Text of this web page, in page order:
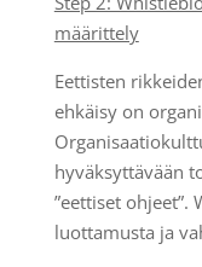
määrittely
Eettisten
ehkäisy on
hyväksyttävään
”eettiset ohjeet”.
luottamusta ja